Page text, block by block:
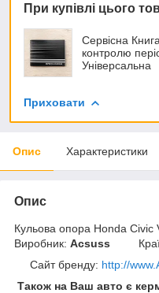
При купівлі цього
Сервісна
контролю
Універсальна
Приховати
Опис Характеристики
Опис
Кульова опора Honda Civic
Виробник: Acsuss
Сайт бренду: http://
Також на Ваш авто є